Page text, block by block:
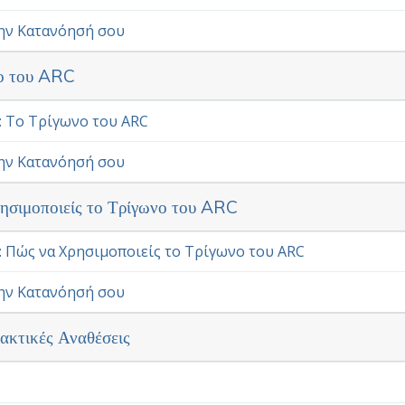
οποίο εγκαταλείπει κανείς τη μελέτη ενός θέματος ή
ότι συνέχισε να μελετά μετά από μια λέξη που δεν
Κατανόησή σου
του ARC
Το Τρίγωνο του ARC
Κατανόησή σου
το Τρίγωνο του ARC
Πώς να Χρησιμοποιείς το Τρίγωνο του ARC
Κατανόησή σου
Αναθέσεις